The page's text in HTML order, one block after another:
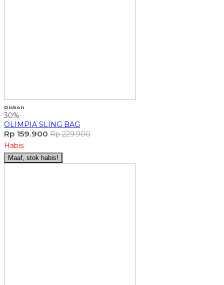
Diskon
30%
OLIMPIA SLING BAG
Rp 159.900 Rp 229.900
Habis
Maaf, stok habis!